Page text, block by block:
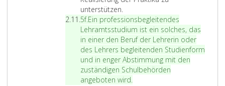
n
s
t
l
e
r
c
h
e
n
u
e
f
u
n
g
u
n
d
unterstützen.
5f.Z
i
f
f
e
r
5
Ein professionsbegleitendes
Lehramtsstudium ist ein solches, das
in einer den Beruf der Lehrerin oder
des Lehrers begleitenden Studienform
und in enger Abstimmung mit den
zuständigen Schulbehörden
angeboten wird.